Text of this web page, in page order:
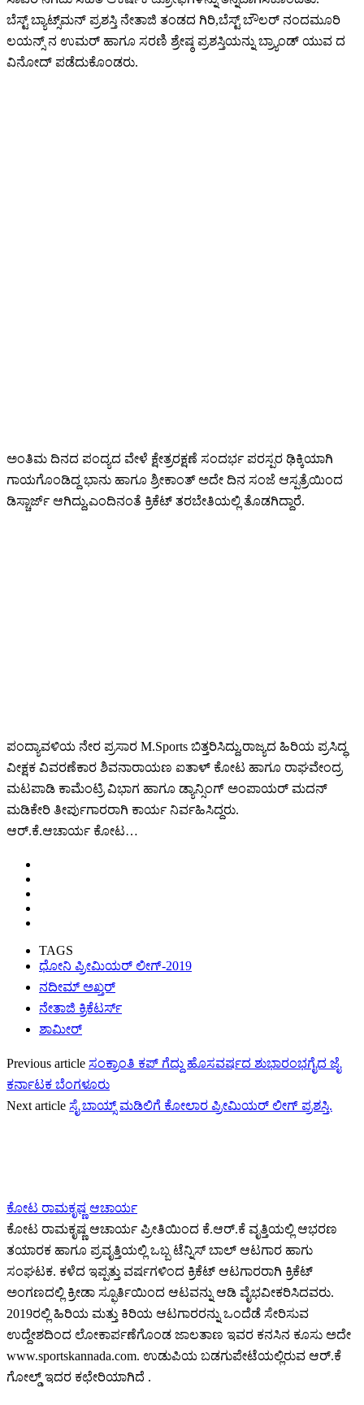
ಬೆಸ್ಟ್ ಬ್ಯಾಟ್ಸ್‌ಮನ್ ಪ್ರಶಸ್ತಿ ನೇತಾಜಿ ತಂಡದ ಗಿರಿ,ಬೆಸ್ಟ್ ಬೌಲರ್ ನಂದಮೂರಿ
ಲಯನ್ಸ್ ನ ಉಮರ್ ಹಾಗೂ ಸರಣಿ ಶ್ರೇಷ್ಠ ಪ್ರಶಸ್ತಿಯನ್ನು ಬ್ರ್ಯಾಂಡ್ ಯುವ ದ
ವಿನೋದ್ ಪಡೆದುಕೊಂಡರು.
ಅಂತಿಮ ದಿನದ ಪಂದ್ಯದ ವೇಳೆ ಕ್ಷೇತ್ರರಕ್ಷಣೆ ಸಂದರ್ಭ ಪರಸ್ಪರ ಢಿಕ್ಕಿಯಾಗಿ
ಗಾಯಗೊಂಡಿದ್ದ ಭಾನು ಹಾಗೂ ಶ್ರೀಕಾಂತ್ ಅದೇ ದಿನ ಸಂಜೆ ಆಸ್ಪತ್ರೆಯಿಂದ
ಡಿಸ್ಚಾರ್ಜ್ ಆಗಿದ್ದು,ಎಂದಿನಂತೆ ಕ್ರಿಕೆಟ್ ತರಬೇತಿಯಲ್ಲಿ ತೊಡಗಿದ್ದಾರೆ.
ಪಂದ್ಯಾವಳಿಯ ನೇರ ಪ್ರಸಾರ M.Sports ಬಿತ್ತರಿಸಿದ್ದು,ರಾಜ್ಯದ ಹಿರಿಯ ಪ್ರಸಿದ್ಧ
ವೀಕ್ಷಕ ವಿವರಣೆಕಾರ ಶಿವನಾರಾಯಣ ಐತಾಳ್ ಕೋಟ ಹಾಗೂ ರಾಘವೇಂದ್ರ
ಮಟಪಾಡಿ ಕಾಮೆಂಟ್ರಿ ವಿಭಾಗ ಹಾಗೂ ಡ್ಯಾನ್ಸಿಂಗ್ ಅಂಪಾಯರ್ ಮದನ್
ಮಡಿಕೇರಿ ತೀರ್ಪುಗಾರರಾಗಿ ಕಾರ್ಯ ನಿರ್ವಹಿಸಿದ್ದರು.
ಆರ್‌.ಕೆ.ಆಚಾರ್ಯ ಕೋಟ…
TAGS
ಧೋನಿ ಪ್ರೀಮಿಯರ್ ಲೀಗ್-2019
ನದೀಮ್ ಅಖ್ತರ್
ನೇತಾಜಿ ಕ್ರಿಕೆಟರ್ಸ್
ಶಾಮೀರ್
Previous article ಸಂಕ್ರಾಂತಿ ಕಪ್ ಗೆದ್ದು ಹೊಸವರ್ಷದ ಶುಭಾರಂಭಗೈದ ಜೈ
ಕರ್ನಾಟಕ ಬೆಂಗಳೂರು
Next article ಸೈ ಬಾಯ್ಸ್ ಮಡಿಲಿಗೆ ಕೋಲಾರ ಪ್ರೀಮಿಯರ್‌ ಲೀಗ್ ಪ್ರಶಸ್ತಿ.
ಕೋಟ ರಾಮಕೃಷ್ಣ ಆಚಾರ್ಯ
ಕೋಟ ರಾಮಕೃಷ್ಣ ಆಚಾರ್ಯ ಪ್ರೀತಿಯಿಂದ ಕೆ.ಆರ್.ಕೆ ವೃತ್ತಿಯಲ್ಲಿ ಆಭರಣ
ತಯಾರಕ ಹಾಗೂ ಪ್ರವೃತ್ತಿಯಲ್ಲಿ ಒಬ್ಬ ಟೆನ್ನಿಸ್ ಬಾಲ್ ಆಟಗಾರ ಹಾಗು
ಸಂಘಟಕ. ಕಳೆದ ಇಪ್ಪತ್ತು ವರ್ಷಗಳಿಂದ ಕ್ರಿಕೆಟ್ ಆಟಗಾರರಾಗಿ ಕ್ರಿಕೆಟ್
ಅಂಗಣದಲ್ಲಿ ಕ್ರೀಡಾ ಸ್ಫೂರ್ತಿಯಿಂದ ಆಟವನ್ನು ಆಡಿ ವೈಭವೀಕರಿಸಿದವರು.
2019ರಲ್ಲಿ ಹಿರಿಯ ಮತ್ತು ಕಿರಿಯ ಆಟಗಾರರನ್ನು ಒಂದೆಡೆ ಸೇರಿಸುವ
ಉದ್ದೇಶದಿಂದ ಲೋಕಾರ್ಪಣೆಗೊಂಡ ಜಾಲತಾಣ ಇವರ ಕನಸಿನ ಕೂಸು ಅದೇ
www.sportskannada.com. ಉಡುಪಿಯ ಬಡಗುಪೇಟೆಯಲ್ಲಿರುವ ಆರ್.ಕೆ
ಗೋಲ್ಡ್ ಇದರ ಕಛೇರಿಯಾಗಿದೆ .